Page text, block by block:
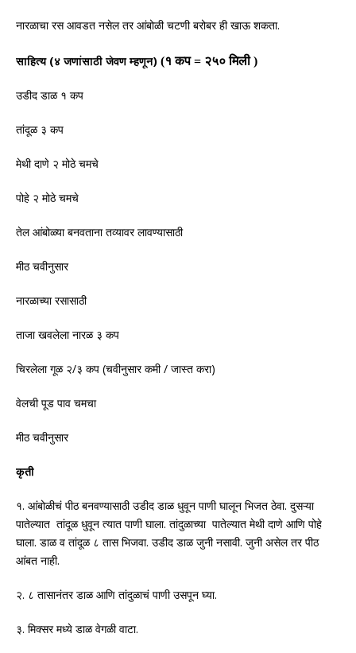
नारळाचा रस आवडत नसेल तर आंबोळी चटणी बरोबर ही खाऊ शकता.
साहित्य (४ जणांसाठी जेवण म्हणून) (१ कप= २५० मिली)
उडीद डाळ १ कप
तांदूळ ३ कप
मेथी दाणे २ मोठे चमचे
पोहे २ मोठे चमचे
तेल आंबोळ्या बनवताना तव्यावर लावण्यासाठी
मीठ चवीनुसार
नारळाच्या रसासाठी
ताजा खवलेला नारळ ३ कप
चिरलेला गूळ २/३ कप (चवीनुसार कमी / जास्त करा)
वेलची पूड पाव चमचा
मीठ चवीनुसार
कृती
१. आंबोळीचं पीठ बनवण्यासाठी उडीद डाळ धुवून पाणी घालून भिजत ठेवा. दुसऱ्या
पातेल्यात तांदूळ धुवून त्यात पाणी घाला. तांदुळाच्या पातेल्यात मेथी दाणे आणि पोहे
घाला. डाळ व तांदूळ ८ तास भिजवा. उडीद डाळ जुनी नसावी. जुनी असेल तर पीठ
आंबत नाही.
२. ८ तासानंतर डाळ आणि तांदुळाचं पाणी उसपून घ्या.
३. मिक्सर मध्ये डाळ वेगळी वाटा.